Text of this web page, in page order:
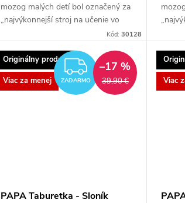
mozog malých detí bol označený za
„najvýkonnejší stroj na učenie vo
vesmíre“? Takmer okamžite po
sa...
Kód:30128
sa...
Originálny produkt
Viac za menej
ZADARMO
ZADARMO 39,90 €
–17 %
PAPA Taburetka - Sloník
Viac